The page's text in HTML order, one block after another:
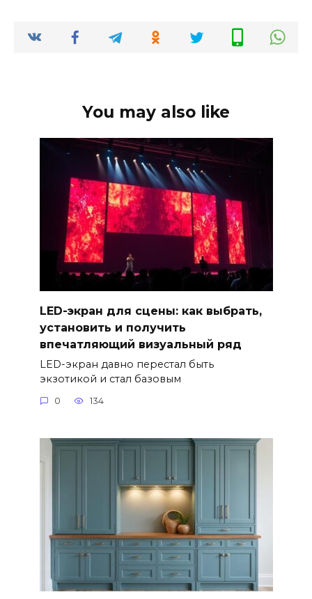
You may also like
LED-экран для сцены: как выбрать,
установить и получить
впечатляющий визуальный ряд
LED-экран давно перестал быть
экзотикой и стал базовым
0 134